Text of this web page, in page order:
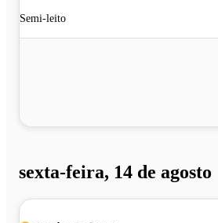
Semi-leito
sexta-feira, 14 de agosto